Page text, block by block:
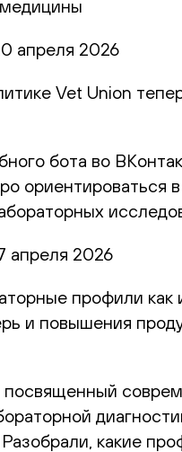
апреля 2026
Vet Union
бота во
ориентироваться в
апреля 2026
профили как
и повышения
посвященный
какие